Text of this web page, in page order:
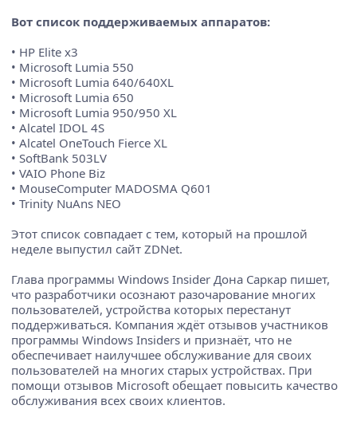
Вот список поддерживаемых аппаратов:
• HP Elite x3
• Microsoft Lumia 550
• Microsoft Lumia 640/640XL
• Microsoft Lumia 650
• Microsoft Lumia 950/950 XL
• Alcatel IDOL 4S
• Alcatel OneTouch Fierce XL
• SoftBank 503LV
• VAIO Phone Biz
• MouseComputer MADOSMA Q601
• Trinity NuAns NEO
Этот список совпадает с тем, который на прошлой
неделе выпустил сайт ZDNet.
Глава программы Windows Insider Дона Саркар пишет,
что разработчики осознают разочарование многих
пользователей, устройства которых перестанут
поддерживаться. Компания ждёт отзывов участников
программы Windows Insiders и признаёт, что не
обеспечивает наилучшее обслуживание для своих
пользователей на многих старых устройствах. При
помощи отзывов Microsoft обещает повысить качество
обслуживания всех своих клиентов.